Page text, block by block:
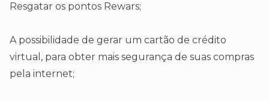
Resgatar os pontos Rewars;
A possibilidade de gerar um cartão de crédito
virtual, para obter mais segurança de suas compras
pela internet;